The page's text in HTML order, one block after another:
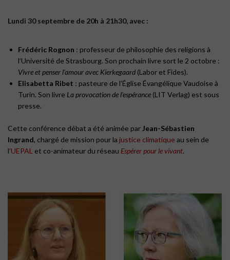
Lundi 30 septembre de 20h à 21h30, avec :
Frédéric Rognon : professeur de philosophie des religions à
l’Université de Strasbourg. Son prochain livre sort le 2 octobre :
Vivre et penser l’amour avec Kierkegaard (Labor et Fides).
Elisabetta Ribet : pasteure de l’Église Évangélique Vaudoise à
Turin. Son livre La provocation de l’espérance (LIT Verlag) est sous
presse.
Cette conférence débat a été animée par Jean-Sébastien
Ingrand, chargé de mission pour la justice climatique au sein de
l’UEPAL et co-animateur du réseau Espérer pour le vivant.